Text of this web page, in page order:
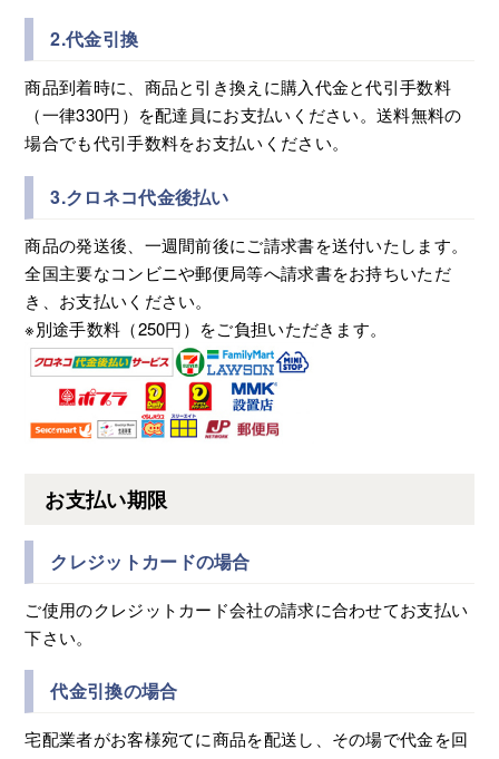
2.代金引換
商品到着時に、商品と引き換えに購入代金と代引手数料
（一律330円）を配達員にお支払いください。送料無料の
場合でも代引手数料をお支払いください。
3.クロネコ代金後払い
商品の発送後、一週間前後にご請求書を送付いたします。
全国主要なコンビニや郵便局等へ請求書をお持ちいただ
き、お支払いください。
※別途手数料（250円）をご負担いただきます。
お支払い期限
クレジットカードの場合
ご使用のクレジットカード会社の請求に合わせてお支払い
下さい。
代金引換の場合
宅配業者がお客様宛てに商品を配送し、その場で代金を回